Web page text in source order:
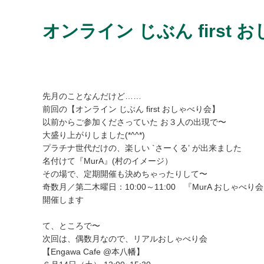
オンライン じぶん first お
先月のことなんだけど……
前回の【オンライン じぶん first おしゃべり会】
以前からご参加くださっていた お３人の出現で〜
大盛り上がりしました(*^^*)
プラチナ世代だけの、楽しい `さーくる’ が出来ました
名付けて『MurA』(村のイメージ）
その場で、定期開催も決めちゃったりして〜
奇数月／第二木曜日：10:00～11:00 『MurA おしゃべり会
開催します
て、ところで〜
次回は、偶数月なので、リアルおしゃべり会
【Engawa Cafe @本八幡】